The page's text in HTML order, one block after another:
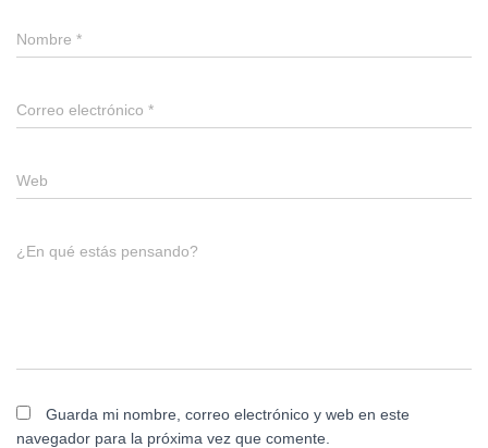
Nombre *
Correo electrónico *
Web
¿En qué estás pensando?
Guarda mi nombre, correo electrónico y web en este
navegador para la próxima vez que comente.